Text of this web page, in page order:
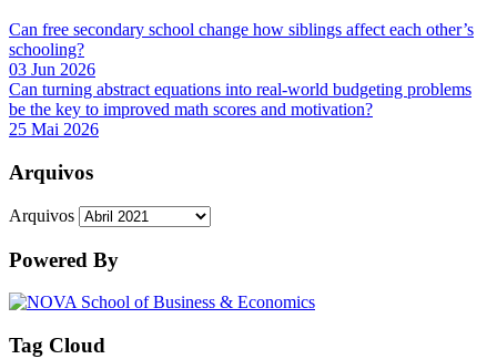
Can free secondary school change how siblings affect each other’s
schooling?
03 Jun 2026
Can turning abstract equations into real-world budgeting problems
be the key to improved math scores and motivation?
25 Mai 2026
Arquivos
Arquivos
Powered By
Tag Cloud